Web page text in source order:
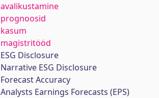
avalikustamine
prognoosid
kasum
magistritööd
ESG Disclosure
Narrative ESG Disclosure
Forecast Accuracy
Analysts Earnings Forecasts (EPS)